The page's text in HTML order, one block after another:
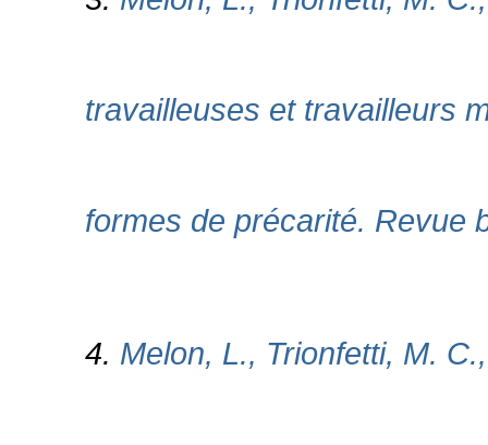
travailleuses et travailleurs
formes de précarité. Revue
4. Melon, L., Trionfetti, M.